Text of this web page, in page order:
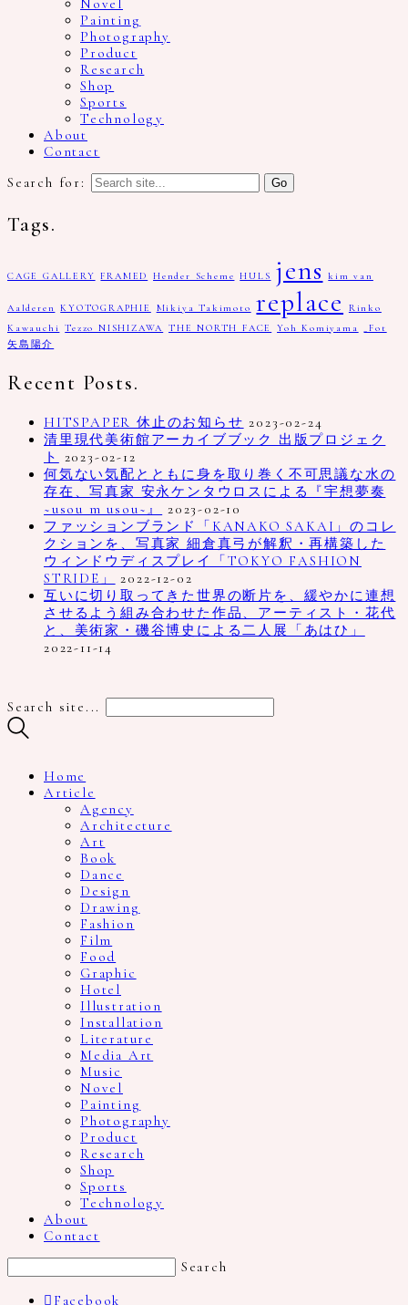
Novel
Painting
Photography
Product
Research
Shop
Sports
Technology
About
Contact
Search for:
Tags.
CAGE GALLERY FRAMED Hender Scheme HULS jens kim van
Aalderen KYOTOGRAPHIE Mikiya Takimoto replace
Rinko
Kawauchi
Tezzo NISHIZAWA THE NORTH FACE Yoh Komiyama
_Fot
矢島陽介
Recent Posts.
HITSPAPER 休止のお知らせ 2023-02-24
清里現代美術館アーカイブブック 出版プロジェク
ト
2023-02-12
何気ない気配とともに身を取り巻く不可思議な水の
存在、写真家 安永ケンタウロスによる『宇想夢奏
~usou m usou~』
2023-02-10
ファッションブランド「KANAKO SAKAI」のコレ
クションを、写真家 細倉真弓が解釈・再構築した
ウィンドウディスプレイ「TOKYO FASHION
STRIDE」
2022-12-02
互いに切り取ってきた世界の断片を、緩やかに連想
させるよう組み合わせた作品、アーティスト・花代
と、美術家・磯谷博史による二人展「あはひ」
2022-11-14
Search site...
Home
Article
Agency
Architecture
Art
Book
Dance
Design
Drawing
Fashion
Film
Food
Graphic
Hotel
Illustration
Installation
Literature
Media Art
Music
Novel
Painting
Photography
Product
Research
Shop
Sports
Technology
About
Contact
Search
Facebook